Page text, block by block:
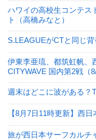
ハワイの高校生コンテス
ト（高橋みなと）
S.LEAGUEがCTと同じ
伊東李亜琉、都筑虹帆、
CITYWAVE 国内第2戦（8/
週末はどこに波がある？
【8月7日11時更新】西
旅が西日本サーフカルチ